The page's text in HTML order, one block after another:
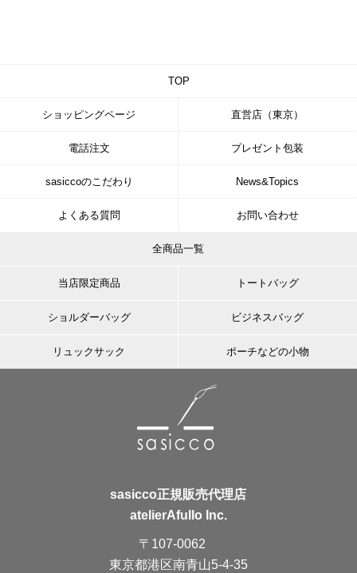
TOP
ショッピングページ 直営店（東京）
電話注文 プレゼント包装
sasiccoのこだわり News&Topics
よくある質問 お問い合わせ
全商品一覧
当店限定商品 トートバッグ
ショルダーバッグ ビジネスバッグ
リュックサック ポーチなどの小物
sasicco正規販売代理店
atelierAfullo Inc.
〒107-0062
東京都港区南青山5-4-35